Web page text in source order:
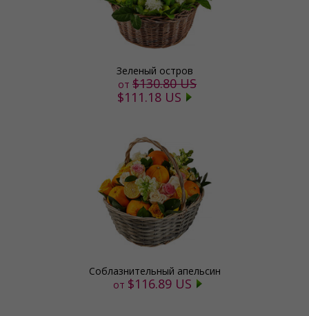
Зеленый остров
от $130.80 US
$111.18 US
Соблазнительный апельсин
от $116.89 US